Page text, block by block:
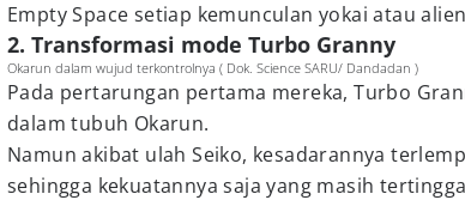
Empty Space setiap kemunculan yokai atau
2. Transformasi mode Turbo Granny
Okarun dalam wujud terkontrolnya ( Dok. Science SARU/ Dandadan )
Pada pertarungan pertama mereka, Turbo
dalam tubuh Okarun.
Namun akibat ulah Seiko, kesadarannya
sehingga kekuatannya saja yang masih